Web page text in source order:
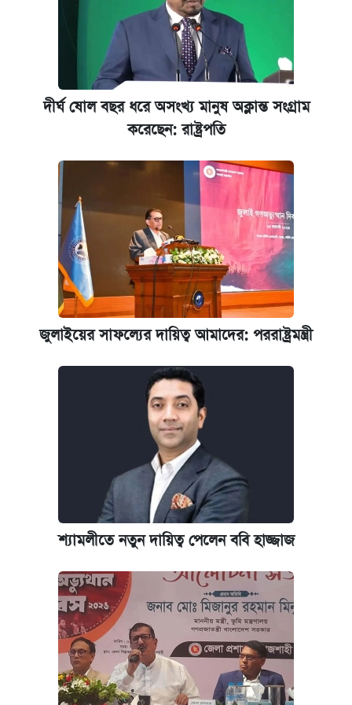
দীর্ঘ ষোল বছর ধরে অসংখ্য মানুষ অক্লান্ত সংগ্রাম
করেছেন: রাষ্ট্রপতি
জুলাইয়ের সাফল্যের দায়িত্ব আমাদের: পররাষ্ট্রমন্ত্রী
শ্যামলীতে নতুন দায়িত্ব পেলেন ববি হাজ্জাজ